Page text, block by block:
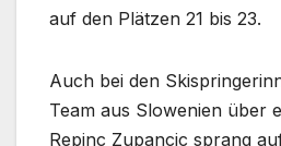
auf den Plätzen 21 bis 23.
Auch bei den
Team aus Slowenien über
Repinc Zupancic sprang